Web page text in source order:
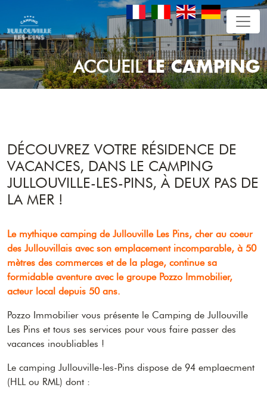
ACCUEIL LE CAMPING
DÉCOUVREZ VOTRE RÉSIDENCE DE
VACANCES, DANS LE CAMPING
JULLOUVILLE-LES-PINS, À DEUX PAS DE
LA MER !
Le mythique camping de Jullouville Les Pins, cher au coeur
des Jullouvillais avec son emplacement incomparable, à 50
mètres des commerces et de la plage, continue sa
formidable aventure avec le groupe Pozzo Immobilier,
acteur local depuis 50 ans.
Pozzo Immobilier vous présente le Camping de Jullouville
Les Pins et tous ses services pour vous faire passer des
vacances inoubliables !
Le camping Jullouville-les-Pins dispose de 94 emplaecment
(HLL ou RML) dont :